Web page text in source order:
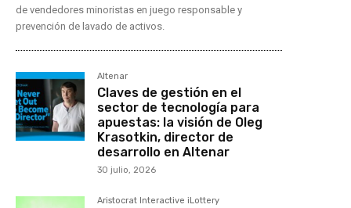
de vendedores minoristas en juego responsable y
prevención de lavado de activos.
Altenar
Claves de gestión en el
sector de tecnología para
apuestas: la visión de Oleg
Krasotkin, director de
desarrollo en Altenar
30 julio, 2026
Aristocrat Interactive iLottery